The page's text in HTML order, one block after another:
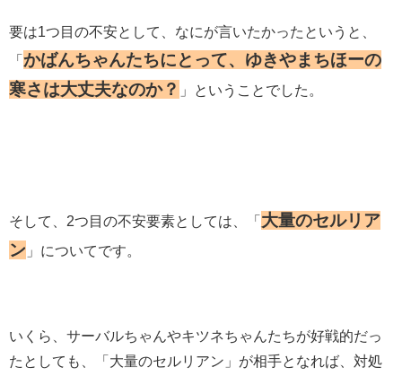
要は1つ目の不安として、なにが言いたかったというと、
「 かばんちゃんたちにとって、ゆきやまちほーの
寒さは大丈夫なのか？ 」ということでした。
そして、2つ目の不安要素としては、「 大量のセルリア
ン 」についてです。
いくら、サーバルちゃんやキツネちゃんたちが好戦的だっ
たとしても、「大量のセルリアン」が相手となれば、対処